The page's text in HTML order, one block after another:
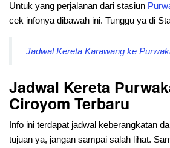
Untuk yang perjalanan dari stasiun
cek infonya dibawah ini. Tunggu ya di
Jadwal Kereta Karawang ke
Jadwal Kereta
Ciroyom Terbaru
Info ini terdapat jadwal keberangkatan
tujuan ya, jangan sampai salah lihat.